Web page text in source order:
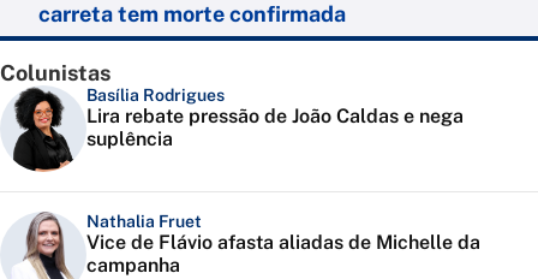
carreta tem morte confirmada
Colunistas
Basília Rodrigues
Lira rebate pressão de João Caldas e nega
suplência
Nathalia Fruet
Vice de Flávio afasta aliadas de Michelle da
campanha